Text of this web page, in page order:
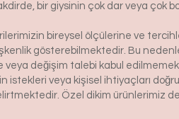
bir giysinin çok dar veya çok
bireysel ölçülerine ve
gösterebilmektedir. Bu
veya değişim talebi kabul
istekleri veya kişisel ihtiyaçları
Özel dikim